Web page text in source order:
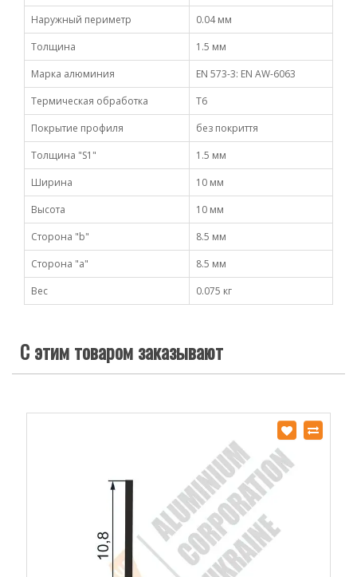
Наружный периметр
0.04 мм
Толщина
1.5 мм
Марка алюминия
EN 573-3: EN AW-6063
Термическая обработка
Т6
Покрытие профиля
без покриття
Толщина "S1"
1.5 мм
Ширина
10 мм
Высота
10 мм
Сторона "b"
8.5 мм
Сторона "а"
8.5 мм
Вес
0.075 кг
С этим товаром заказывают